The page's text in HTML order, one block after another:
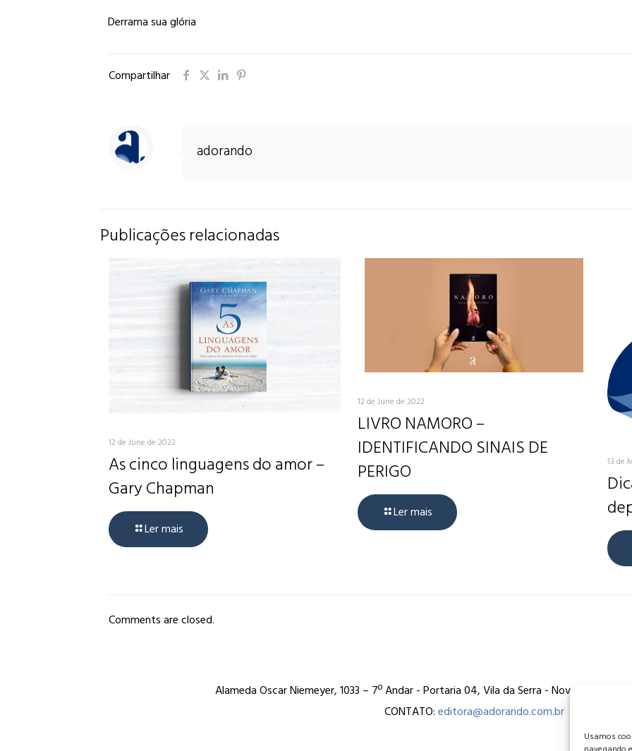
Usamos
Derrama sua glória
Compartilhar
adorando
Publicações relacionadas
12 de June de 2022
As cinco linguagens do amor –
Gary Chapman
Ler mais
12 de June de 2022
LIVRO NAMORO –
IDENTIFICANDO SINAIS DE
PERIGO
Ler mais
13 de
Comments are closed.
Alameda Oscar Niemeyer, 1033 – 7º Andar - Portaria 04, Vila da Serra - Nova Lima/
CONTATO:editora@adorando.com.br